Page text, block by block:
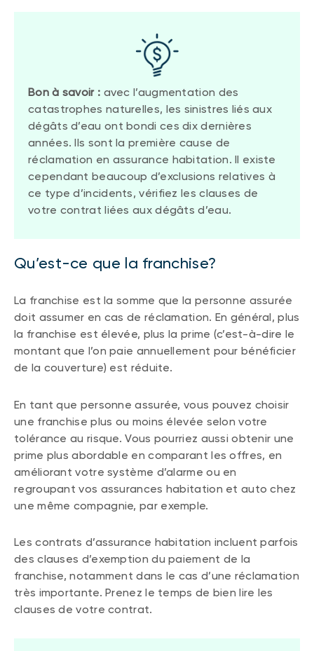
Bon à savoir : avec l’augmentation des
catastrophes naturelles, les sinistres liés aux
dégâts d’eau ont bondi ces dix dernières
années. Ils sont la première cause de
réclamation en assurance habitation. Il existe
cependant beaucoup d’exclusions relatives à
ce type d’incidents, vérifiez les clauses de
votre contrat liées aux dégâts d’eau.
Qu’est-ce que la franchise?
La franchise est la somme que la personne assurée
doit assumer en cas de réclamation. En général, plus
la franchise est élevée, plus la prime (c’est-à-dire le
montant que l’on paie annuellement pour bénéficier
de la couverture) est réduite.
En tant que personne assurée, vous pouvez choisir
une franchise plus ou moins élevée selon votre
tolérance au risque. Vous pourriez aussi obtenir une
prime plus abordable en comparant les offres, en
améliorant votre système d’alarme ou en
regroupant vos assurances habitation et auto chez
une même compagnie, par exemple.
Les contrats d’assurance habitation incluent parfois
des clauses d’exemption du paiement de la
franchise, notamment dans le cas d’une réclamation
très importante. Prenez le temps de bien lire les
clauses de votre contrat.